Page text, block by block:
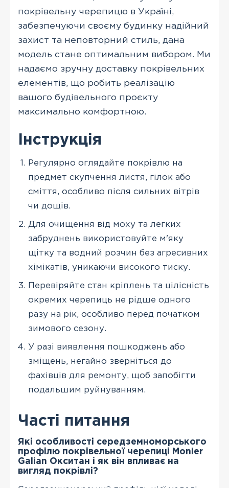
покрівельну черепицю в Україні,
забезпечуючи своєму будинку надійний
захист та неповторний стиль, дана
модель стане оптимальним вибором. Ми
надаємо зручну доставку покрівельних
елементів, що робить реалізацію
вашого будівельного проєкту
максимально комфортною.
Інструкція
Регулярно оглядайте покрівлю на
предмет скупчення листя, гілок або
сміття, особливо після сильних вітрів
чи дощів.
Для очищення від моху та легких
забруднень використовуйте м'яку
щітку та водний розчин без агресивних
хімікатів, уникаючи високого тиску.
Перевіряйте стан кріплень та цілісність
окремих черепиць не рідше одного
разу на рік, особливо перед початком
зимового сезону.
У разі виявлення пошкоджень або
зміщень, негайно зверніться до
фахівців для ремонту, щоб запобігти
подальшим руйнуванням.
Часті питання
Які особливості середземноморського
профілю покрівельної черепиці Monier
Galian Окситан і як він впливає на
вигляд покрівлі?